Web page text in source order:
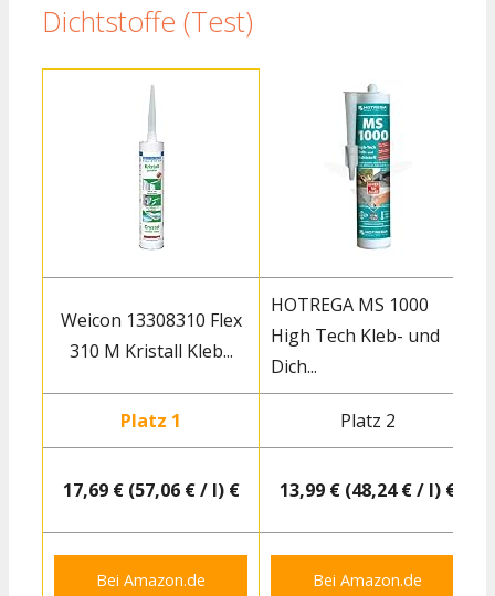
Dichtstoffe (Test)
Weicon 13308310 Flex
310 M Kristall Kleb...
HOTREGA MS 1000
High Tech Kleb- und
Dich...
Platz 1 Platz 2
17,69 € (57,06 € / l) € 13,99 € (48,24 € / l) €
Bei Amazon.de
Bei Amazon.de